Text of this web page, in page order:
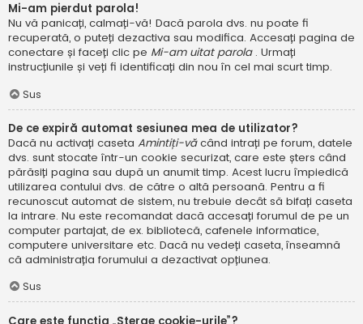
Mi-am pierdut parola!
Nu vă panicați, calmați-vă! Dacă parola dvs. nu poate fi
recuperată, o puteți dezactiva sau modifica. Accesați pagina de
conectare și faceți clic pe Mi-am uitat parola . Urmați
instrucțiunile și veți fi identificați din nou în cel mai scurt timp.
Sus
De ce expiră automat sesiunea mea de utilizator?
Dacă nu activați caseta Amintiți-văcând intrați pe forum, datele
dvs. sunt stocate într-un cookie securizat, care este șters când
părăsiți pagina sau după un anumit timp. Acest lucru împiedică
utilizarea contului dvs. de către o altă persoană. Pentru a fi
recunoscut automat de sistem, nu trebuie decât să bifați caseta
la intrare. Nu este recomandat dacă accesați forumul de pe un
computer partajat, de ex. bibliotecă, cafenele informatice,
computere universitare etc. Dacă nu vedeți caseta, înseamnă
că administrația forumului a dezactivat opțiunea.
Sus
Care este funcția „Șterge cookie-urile”?